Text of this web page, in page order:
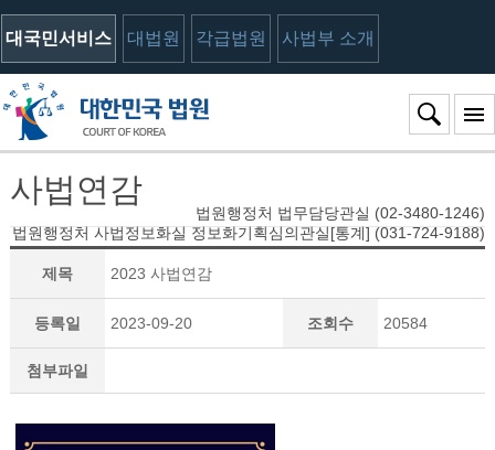
대국민서비스 대법원 각급법원 사법부 소개
사법연감
법원행정처 법무담당관실 (02-3480-1246)
법원행정처 사법정보화실 정보화기획심의관실[통계] (031-724-9188)
제목 2023 사법연감
등록일 2023-09-20 조회수 20584
첨부파일